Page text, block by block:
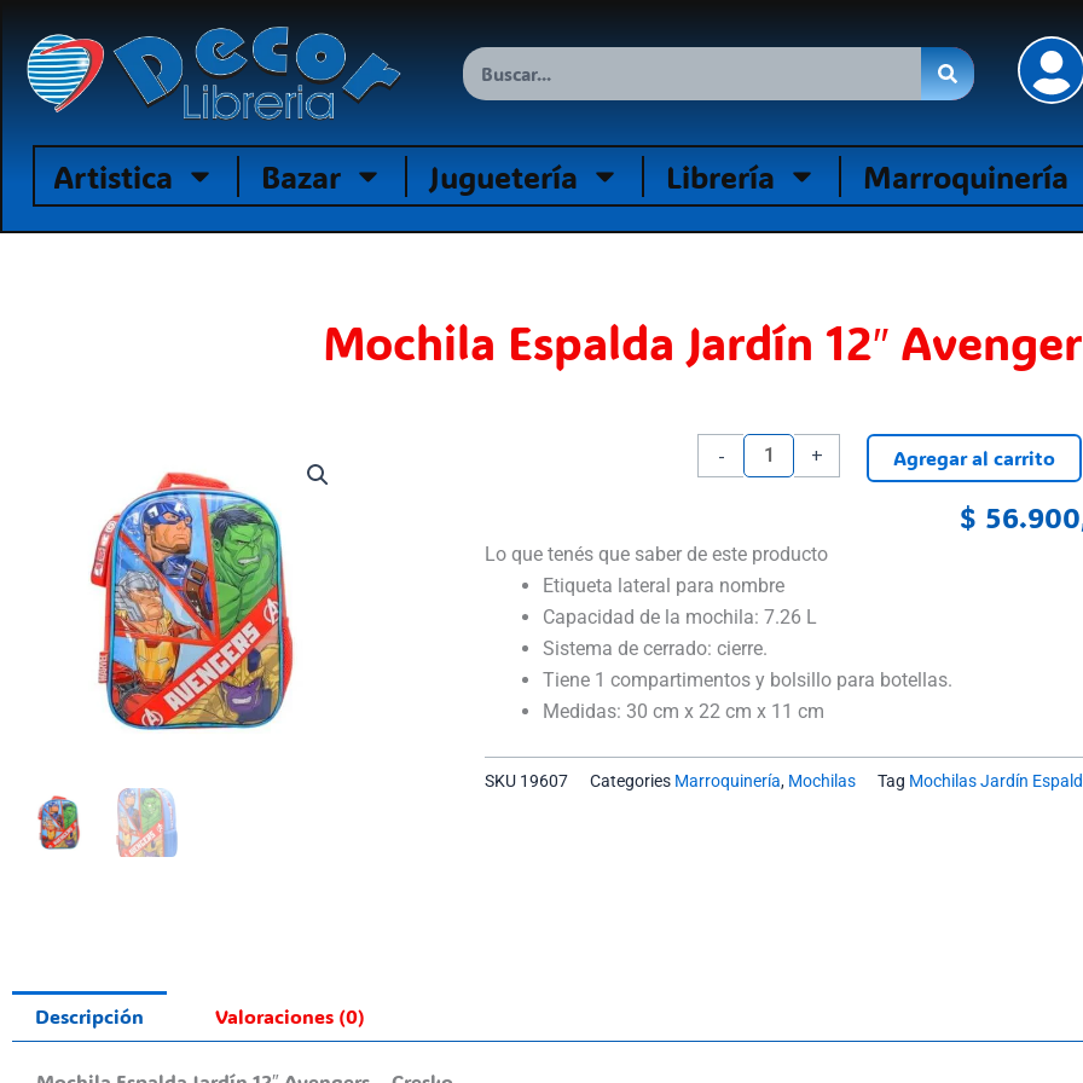
contenido
Search
Artistica Bazar Juguetería Librería Marroquinería
Mochila Espalda Jardín 12″
$
Lo que tenés que saber de este producto
Etiqueta lateral para nombre
Capacidad de la mochila: 7.26 L
Sistema de cerrado: cierre.
Tiene 1 compartimentos y bolsillo para botellas.
Medidas: 30 cm x 22 cm x 11 cm
-
Mochila
Espalda
Avengers
Cresko
cantidad
+ Agregar al carrito
SKU 19607 Categories Marroquinería, Mochilas Tag Mochilas Jardín
Descripción Valoraciones (0)